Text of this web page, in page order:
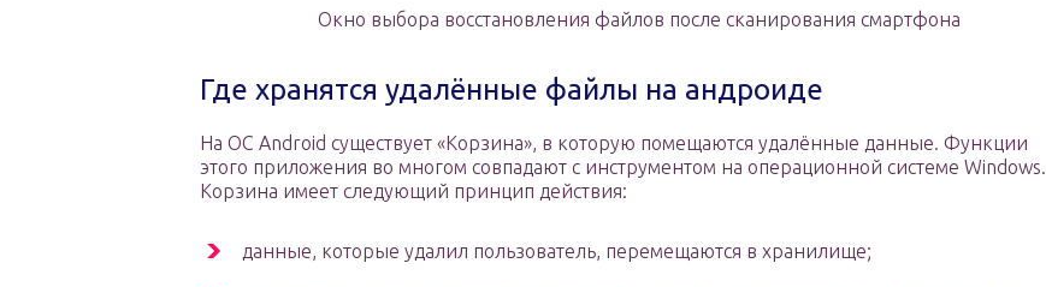
Окно выбора восстановления файлов после сканирования смартфона
Где хранятся удалённые файлы на андроиде
На OC Android существует «Корзина», в которую помещаются удалённые данные. Функции
этого приложения во многом совпадают с инструментом на операционной системе Windows.
Корзина имеет следующий принцип действия:
данные, которые удалил пользователь, перемещаются в хранилище;